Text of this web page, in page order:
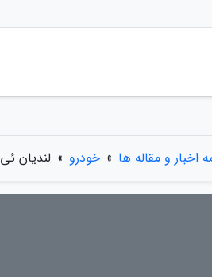
اخبار و مقاله ها » خودرو » لندیان ئی5؛ شاسی بلند نو از برند اصلی دیگنیتی!